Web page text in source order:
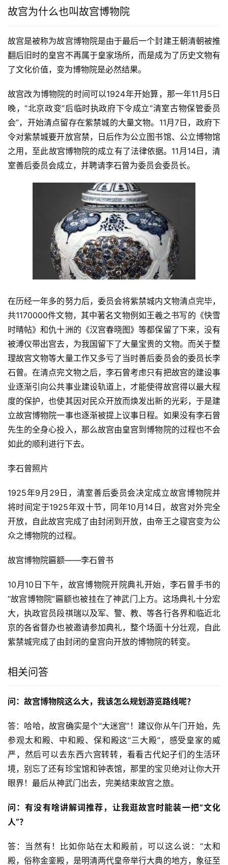
故宫为什么也叫故宫博物院
故宫是被称为故宫博物院是由于最后一个封建王朝清朝被推
翻后旧时的皇宫不再属于皇家场所，而是成为了历史文物有
了文化价值，变为博物院是必然结果。
故宫改为博物院的时间可以1924年开始算，那一年11月5日
晚，“北京政变”后临时执政府下令成立“清室古物保管委员
会”，开始清点留存在紫禁城的大量文物。11月7日，政府下
令对紫禁城要开放宫禁，日后作为公立图书馆、公立博物馆
之用，至此故宫博物院的成立有了法律依据。11月14日，清
室善后委员会成立，并聘请李石曾为委员会委员长。
在历经一年多的努力后，委员会将紫禁城内文物清点完毕，
共1170000件文物，其中著名文物例如王羲之书写的《快雪
时晴帖》和仇十洲的《汉宫春晓图》等都保留了下来，没有
被溥仪带出宫去，为我国留下了大量宝贵的文物。而关于整
理故宫文物等大量工作又多亏了当时善后委员会的委员长李
石曾。在清点完文物之后，李石曾考虑只有把故宫的建设事
业逐渐引向公共事业建设轨道上，才能使得故宫得以最大程
度的保护，也使其因对民众开放而焕发出新的光彩，于是建
立故宫博物院一事也逐渐被提上议事日程。如果没有李石曾
先生的全身心投入，那么故宫由皇宫到博物院的过程也不会
如此的顺利进行下去。
李石曾照片
1925年9月29日，清室善后委员会决定成立故宫博物院并
将时间定于1925年双十节，同年10月14日，故宫对外完全
开放，自此故宫完成了由封闭到开放，由帝王之寝宫变为公
众之博物院的过程。
故宫博物院匾额——李石曾书
10月10日下午，故宫博物院开院典礼开始，李石曾手书的
“故宫博物院”匾额也被挂在了神武门上方。这场典礼十分宏
大，执政官员段祺瑞以及军、警、教、等各行各界和临近北
京的各省督办也被邀请参加典礼，整个场面十分壮观，自此
紫禁城完成了由封闭的皇宫向开放的博物院的转变。
相关问答
问：故宫博物院这么大，我该怎么规划游览路线呢？
答：哈哈，故宫确实是个“大迷宫”！建议你从午门开始，先
参观太和殿、中和殿、保和殿这“三大殿”，感受皇家的威
严，然后可以去东西六宫转转，看看古代妃子们的生活环
境，别忘了还有珍宝馆和钟表馆，那里的宝贝绝对让你大开
眼界！最后从神武门出去，完美结束故宫之旅。
问：有没有啥讲解词推荐，让我逛故宫时能装一把“文化
人”？
答：当然有！比如你站在太和殿前，可以这么说：“太和
殿，俗称金銮殿，是明清两代皇帝举行大典的地方，象征至